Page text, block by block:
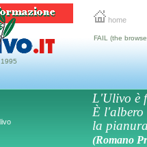
home
FAIL (the
L'Ulivo è
È l'albero
la
(Romano